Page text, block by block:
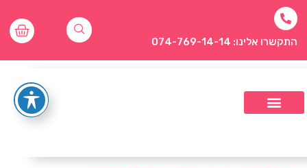
התקשרו אלינו: 074-769-14-14